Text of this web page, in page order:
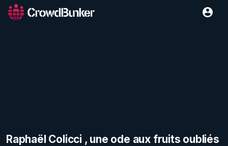
Raphaël Colicci , une ode aux fruits oubliés